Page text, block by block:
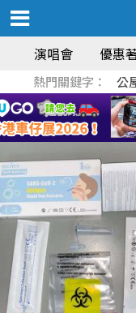
演唱會 優惠
熱門關鍵字： 公